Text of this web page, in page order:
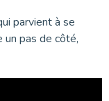
parvient à se
pas de côté,